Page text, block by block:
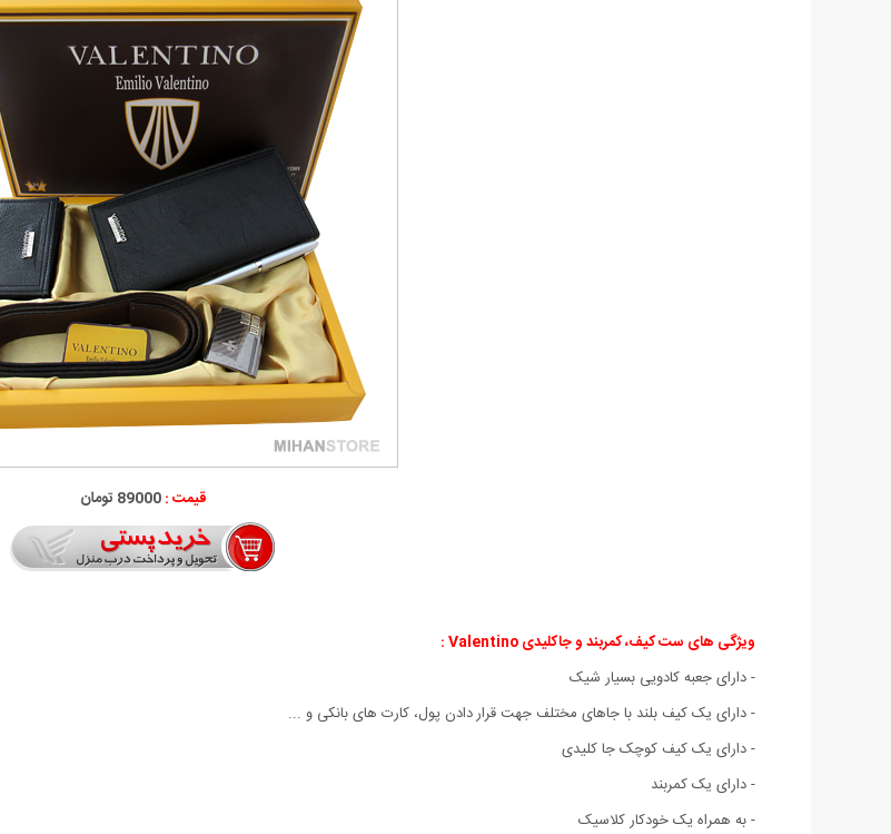
قیمت :89000 تومان
ویژگی های ست کیف، کمربند و جاکلیدی Valentino :
- دارای جعبه کادويی بسيار شيک
- دارای یک کیف بلند با جاهای مختلف جهت قراردادن پول، کارت های بانکی و ...
- دارای یک کیف کوچک جا کلیدی
- دارای یک کمربند
- به همراه يک خودکار کلاسيک